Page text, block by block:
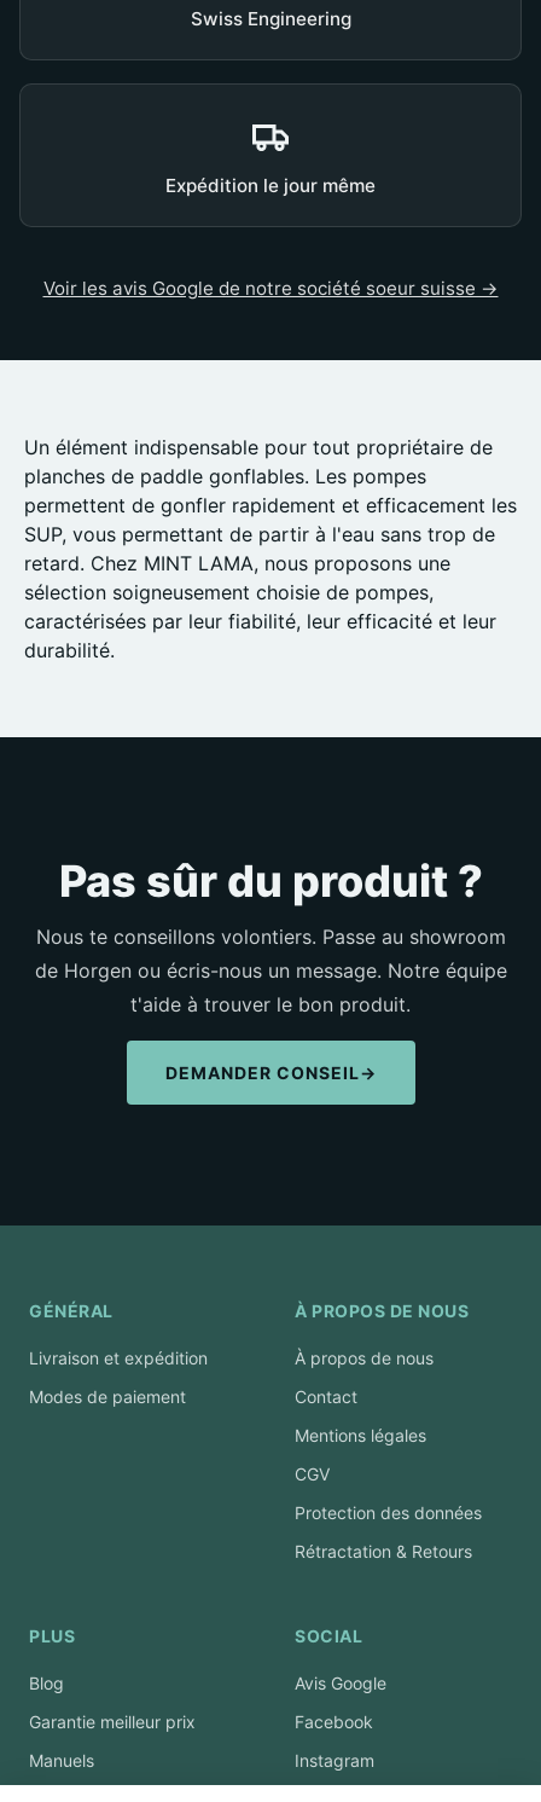
Swiss Engineering
Expédition le jour même
Voir les avis Google de notre société soeur suisse →
Un élément indispensable pour tout propriétaire de
planches de paddle gonflables. Les pompes
permettent de gonfler rapidement et efficacement les
SUP, vous permettant de partir à l'eau sans trop de
retard. Chez MINT LAMA, nous proposons une
sélection soigneusement choisie de pompes,
caractérisées par leur fiabilité, leur efficacité et leur
durabilité.
Pas sûr du produit ?
Nous te conseillons volontiers. Passe au showroom
de Horgen ou écris-nous un message. Notre équipe
t'aide à trouver le bon produit.
DEMANDER CONSEIL→
GÉNÉRAL
Livraison et expédition
Modes de paiement
À PROPOS DE NOUS
À propos de nous
Contact
Mentions légales
CGV
Protection des données
Rétractation & Retours
PLUS
Blog
Garantie meilleur prix
Manuels
SOCIAL
Avis Google
Facebook
Instagram